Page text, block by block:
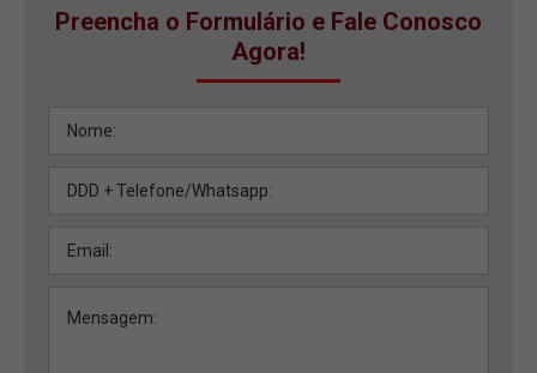
Preencha o Formulário e Fale Conosco
Agora!